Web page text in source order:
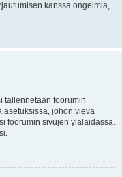
kanssa ongelmia,
tallennetaan foorumin
asetuksissa, johon vievä
foorumin sivujen ylälaidassa.